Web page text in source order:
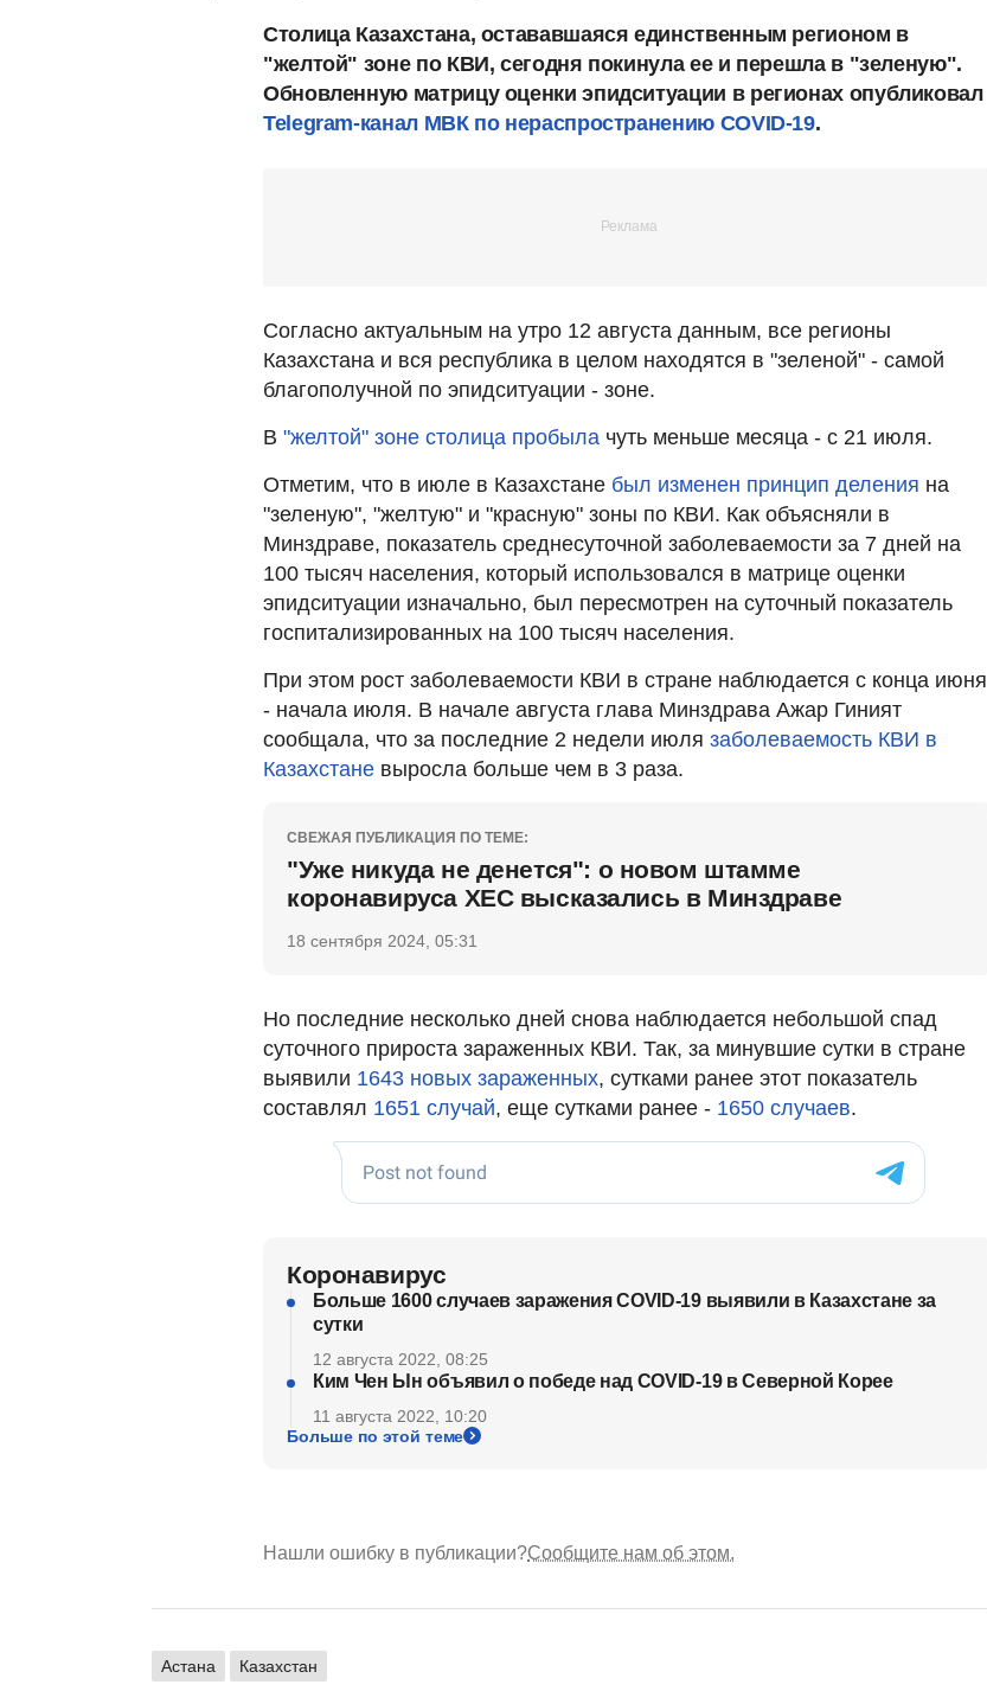
Столица Казахстана, остававшаяся единственным регионом в
"желтой" зоне по КВИ, сегодня покинула ее и перешла в "зеленую".
Обновленную матрицу оценки эпидситуации в регионах опубликовал
Telegram-канал МВК по нераспространению COVID-19.
Согласно актуальным на утро 12 августа данным, все регионы
Казахстана и вся республика в целом находятся в "зеленой" - самой
благополучной по эпидситуации - зоне.
В "желтой" зоне столица пробыла чуть меньше месяца - с 21 июля.
Отметим, что в июле в Казахстане был изменен принцип деления на
"зеленую", "желтую" и "красную" зоны по КВИ. Как объясняли в
Минздраве, показатель среднесуточной заболеваемости за 7 дней на
100 тысяч населения, который использовался в матрице оценки
эпидситуации изначально, был пересмотрен на суточный показатель
госпитализированных на 100 тысяч населения.
При этом рост заболеваемости КВИ в стране наблюдается с конца июня
- начала июля. В начале августа глава Минздрава Ажар Гиният
сообщала, что за последние 2 недели июля заболеваемость КВИ в
Казахстане выросла больше чем в 3 раза.
СВЕЖАЯ ПУБЛИКАЦИЯ ПО ТЕМЕ:
"Уже никуда не денется": о новом штамме
коронавируса ХЕС высказались в Минздраве
18 сентября 2024, 05:31
Но последние несколько дней снова наблюдается небольшой спад
суточного прироста зараженных КВИ. Так, за минувшие сутки в стране
выявили 1643 новых зараженных, сутками ранее этот показатель
составлял 1651 случай, еще сутками ранее - 1650 случаев.
Коронавирус
Больше 1600 случаев заражения COVID-19 выявили в Казахстане за
сутки
12 августа 2022, 08:25
Ким Чен Ын объявил о победе над COVID-19 в Северной Корее
11 августа 2022, 10:20
Больше по этой теме
Нашли ошибку в публикации?Сообщите нам об этом.
Астана Казахстан